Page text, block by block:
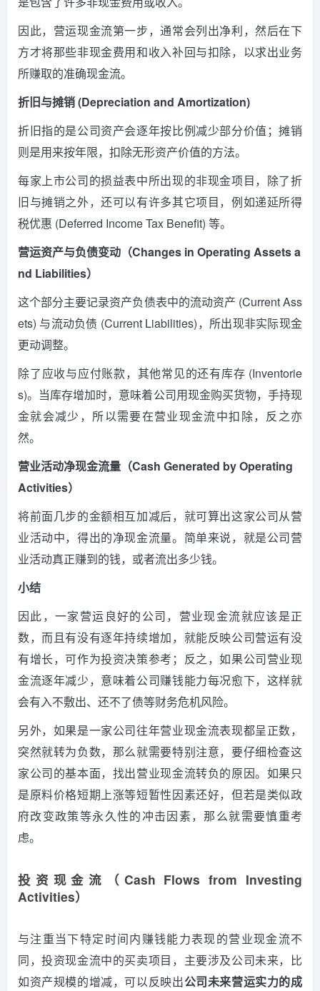
因此，营运现金流第一步，通常会列出净利，然后在下
方才将那些非现金费用和收入补回与扣除，以求出业务
所赚取的准确现金流。
折旧与摊销 (Depreciation and Amortization)
折旧指的是公司资产会逐年按比例减少部分价值；摊销
则是用来按年限，扣除无形资产价值的方法。
每家上市公司的损益表中所出现的非现金项目，除了折
旧与摊销之外，还可以有许多其它项目，例如递延所得
税优惠 (Deferred Income Tax Benefit) 等。
营运资产与负债变动（Changes in Operating Assets a
nd Liabilities）
这个部分主要记录资产负债表中的流动资产 (Current Ass
ets) 与流动负债 (Current Liabilities)，所出现非实际现金
更动调整。
除了应收与应付账款，其他常见的还有库存 (Inventorie
s)。当库存增加时，意味着公司用现金购买货物，手持现
金就会减少，所以需要在营业现金流中扣除，反之亦
然。
营业活动净现金流量（Cash Generated by Operating
Activities）
将前面几步的金额相互加减后，就可算出这家公司从营
业活动中，得出的净现金流量。简单来说，就是公司营
业活动真正赚到的钱，或者流出多少钱。
小结
因此，一家营运良好的公司，营业现金流就应该是正
数，而且有没有逐年持续增加，就能反映公司营运有没
有增长，可作为投资决策参考；反之，如果公司营业现
金流逐年减少，意味着公司赚钱能力每况愈下，这样就
会有入不敷出、还不了债等财务危机风险。
另外，如果是一家公司往年营业现金流表现都呈正数，
突然就转为负数，那么就需要特别注意，要仔细检查这
家公司的基本面，找出营业现金流转负的原因。如果只
是原料价格短期上涨等短暂性因素还好，但若是类似政
府改变政策等永久性的冲击因素，那么就需要慎重考
虑。
投资现金流（Cash Flows from Investing
Activities）
与注重当下特定时间内赚钱能力表现的营业现金流不
同，投资现金流中的买卖项目，主要涉及公司未来，比
如资产规模的增减，可以反映出公司未来营运实力的成